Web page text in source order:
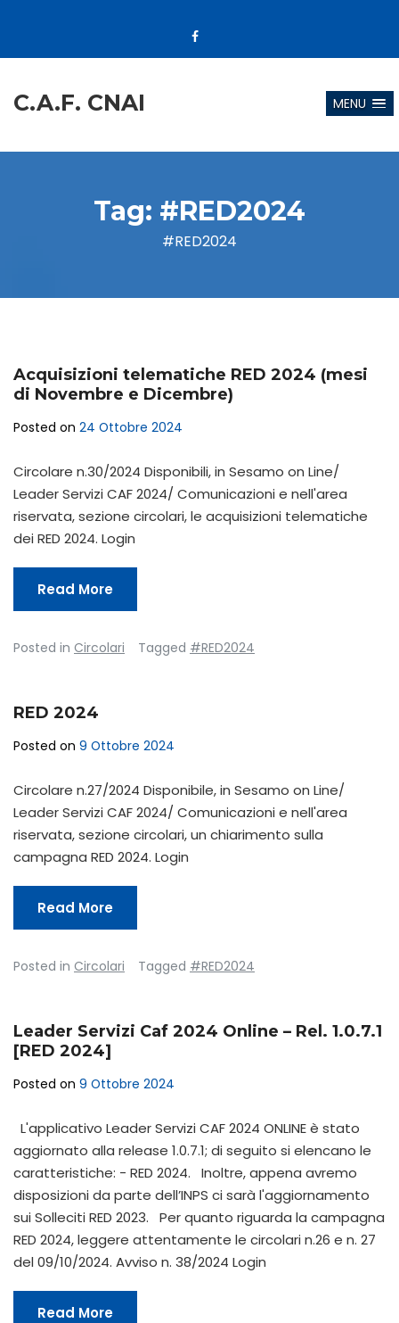
C.A.F. CNAI MENU
Tag: #RED2024
#RED2024
Acquisizioni telematiche RED 2024 (mesi
di Novembre e Dicembre)
Posted on 24 Ottobre 2024
Circolare n.30/2024 Disponibili, in Sesamo on Line/
Leader Servizi CAF 2024/ Comunicazioni e nell'area
riservata, sezione circolari, le acquisizioni telematiche
dei RED 2024. Login
Read More
Posted in Circolari Tagged #RED2024
RED 2024
Posted on 9 Ottobre 2024
Circolare n.27/2024 Disponibile, in Sesamo on Line/
Leader Servizi CAF 2024/ Comunicazioni e nell'area
riservata, sezione circolari, un chiarimento sulla
campagna RED 2024. Login
Read More
Posted in Circolari Tagged #RED2024
Leader Servizi Caf 2024 Online – Rel. 1.0.7.1
[RED 2024]
Posted on 9 Ottobre 2024
L'applicativo Leader Servizi CAF 2024 ONLINE è stato
aggiornato alla release 1.0.7.1; di seguito si elencano le
caratteristiche: - RED 2024. Inoltre, appena avremo
disposizioni da parte dell’INPS ci sarà l'aggiornamento
sui Solleciti RED 2023. Per quanto riguarda la campagna
RED 2024, leggere attentamente le circolari n.26 e n. 27
del 09/10/2024. Avviso n. 38/2024 Login
Read More